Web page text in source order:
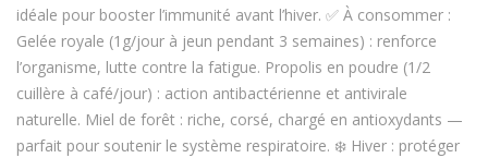
idéale pour booster l’immunité avant l’hiver. ✅ À consommer :
Gelée royale (1g/jour à jeun pendant 3 semaines) : renforce
l’organisme, lutte contre la fatigue. Propolis en poudre (1/2
cuillère à café/jour) : action antibactérienne et antivirale
naturelle. Miel de forêt : riche, corsé, chargé en antioxydants —
parfait pour soutenir le système respiratoire. ❄️ Hiver : protéger